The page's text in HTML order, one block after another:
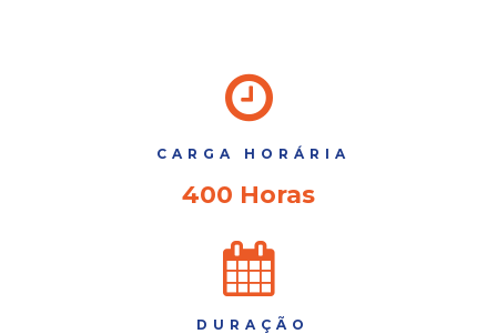
CARGA HORÁRIA
400 Horas
DURAÇÃO